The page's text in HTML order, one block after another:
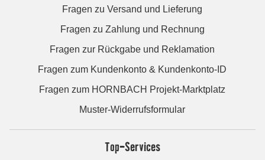
Fragen zu Versand und Lieferung
Fragen zu Zahlung und Rechnung
Fragen zur Rückgabe und Reklamation
Fragen zum Kundenkonto & Kundenkonto-ID
Fragen zum HORNBACH Projekt-Marktplatz
Muster-Widerrufsformular
Top-Services